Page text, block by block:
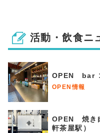
活動・飲食ニ
OPEN bar
OPEN情報
OPEN 焼き
軒茶屋駅）